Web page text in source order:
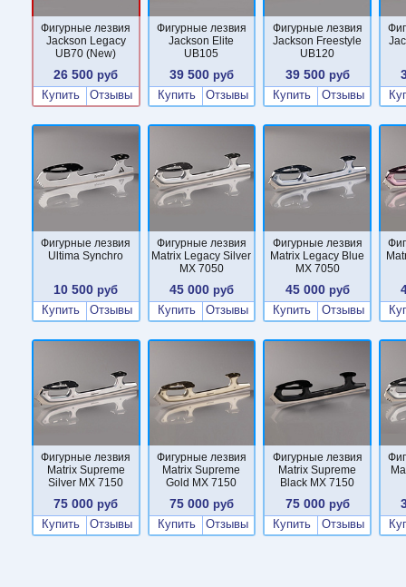
Фигурные лезвия
Jackson Legacy
UB70 (New)
26 500 руб
Купить
Отзывы
Фигурные лезвия
Jackson Elite
UB105
39 500 руб
Купить
Отзывы
Фигурные лезвия
Jackson Freestyle
UB120
39 500руб
Купить
Отзывы
Фигурные лезвия
Ultima Synchro
10 500 руб
Купить
Отзывы
Фигурные лезвия
Matrix Legacy Silver
MX 7050
45 000 руб
Купить
Отзывы
Фигурные лезвия
Matrix Legacy Blue
MX 7050
45 000руб
Купить
Отзывы
Фигурные лезвия
Matrix Supreme
Silver MX 7150
75 000 руб
Купить
Отзывы
Фигурные лезвия
Matrix Supreme
Gold MX 7150
75 000 руб
Купить
Отзывы
Фигурные лезвия
Matrix Supreme
Black MX 7150
75 000руб
Купить
Отзывы